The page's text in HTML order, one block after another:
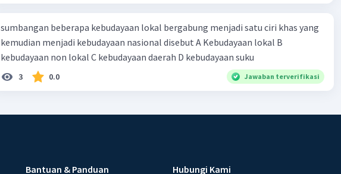
sumbangan beberapa kebudayaan lokal bergabung menjadi satu ciri khas yang
kemudian menjadi kebudayaan nasional disebut A Kebudayaan lokal B
kebudayaan non lokal C kebudayaan daerah D kebudayaan suku
3 0.0 Jawaban terverifikasi
Bantuan & Panduan Hubungi Kami